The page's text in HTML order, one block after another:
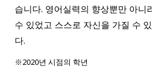
습니다. 영어실력의 향상뿐만 아니
수 있었고 스스로 자신을 가질 수
다.
※2020년 시점의 학년